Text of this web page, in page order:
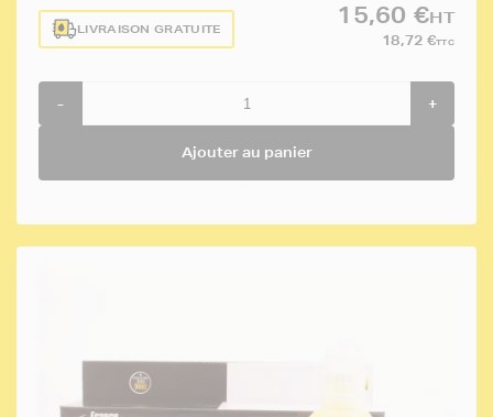
LIVRAISON GRATUITE
15,60 €HT
18,72 €TTC
- +
Ajouter au panier